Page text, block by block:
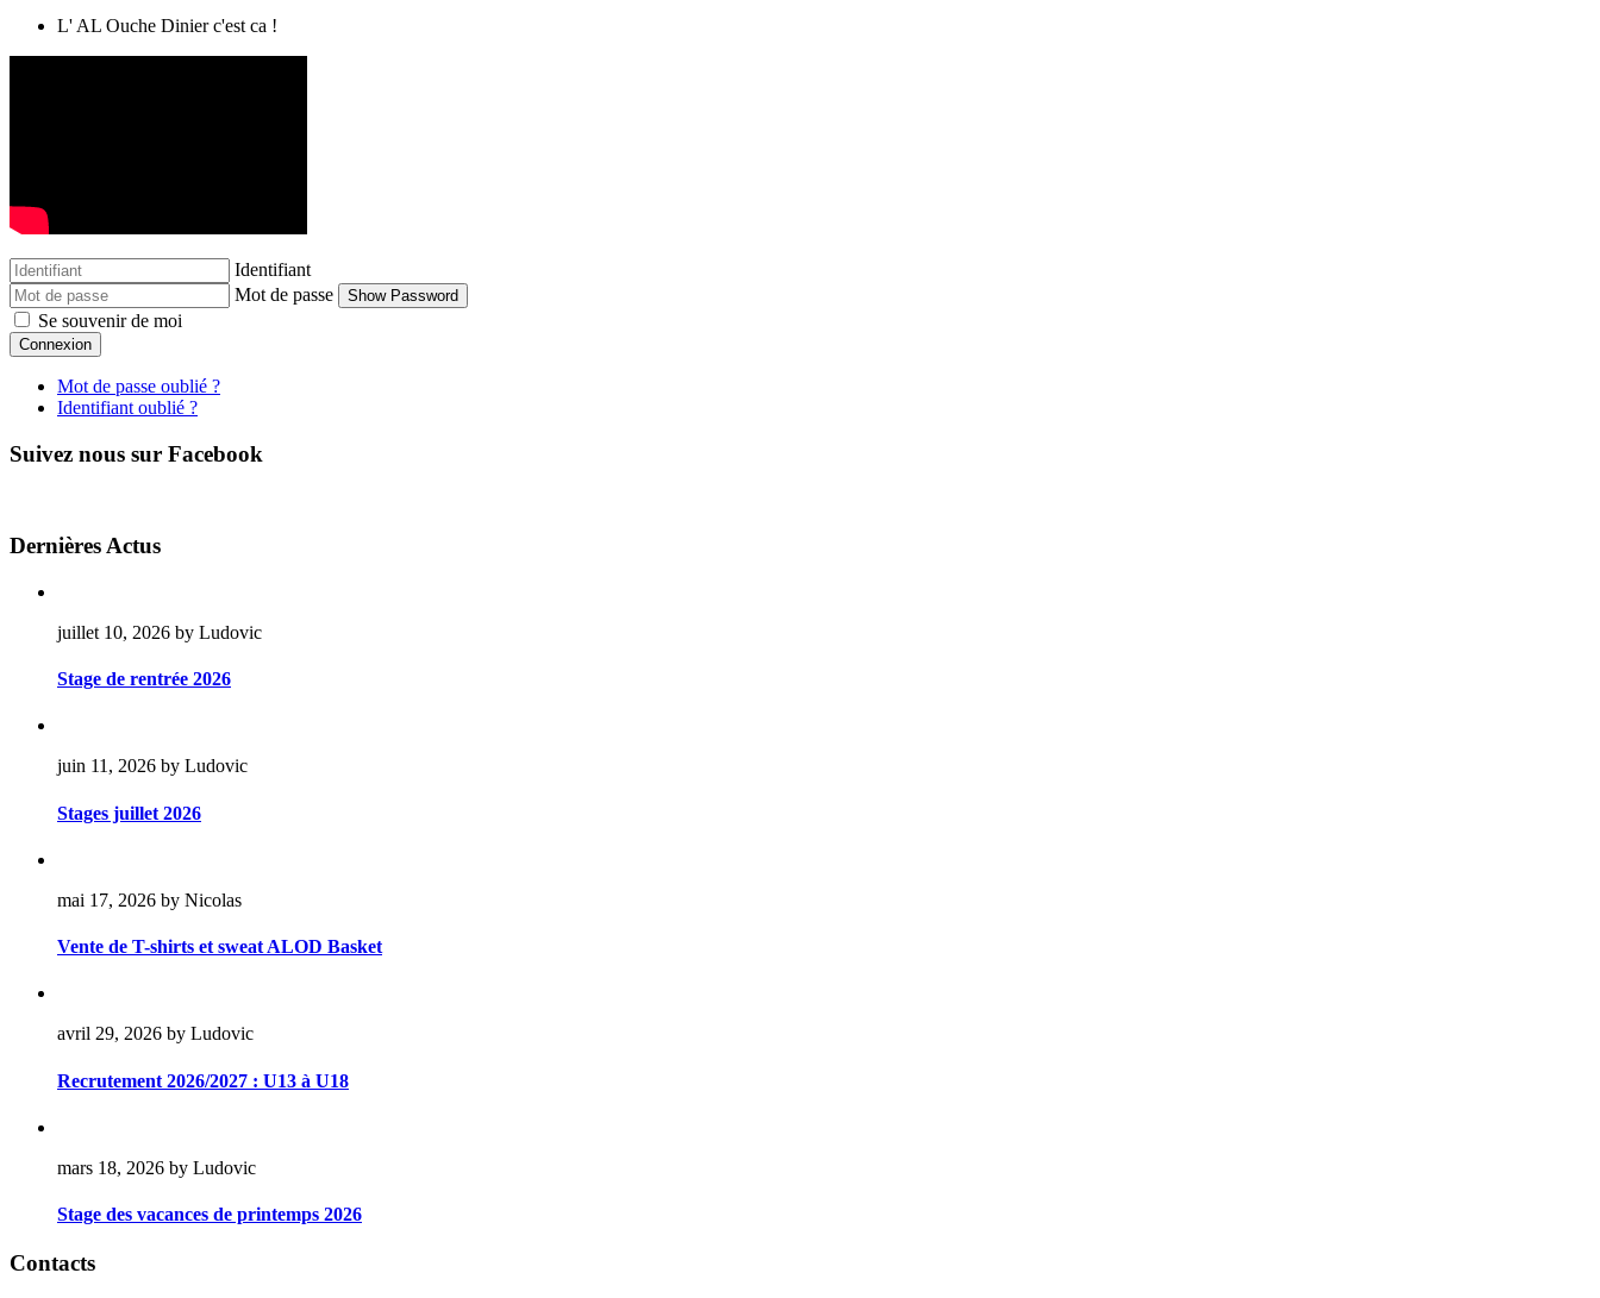
L' AL Ouche Dinier c'est ca !
Identifiant
Mot de passe
Show Password
Se souvenir de moi
Connexion
Mot de passe oublié ?
Identifiant oublié ?
Suivez nous sur Facebook
Dernières Actus
juillet 10, 2026 by Ludovic
Stage de rentrée 2026
juin 11, 2026 by Ludovic
Stages juillet 2026
mai 17, 2026 by Nicolas
Vente de T-shirts et sweat ALOD Basket
avril 29, 2026 by Ludovic
Recrutement 2026/2027 : U13 à U18
mars 18, 2026 by Ludovic
Stage des vacances de printemps 2026
Contacts